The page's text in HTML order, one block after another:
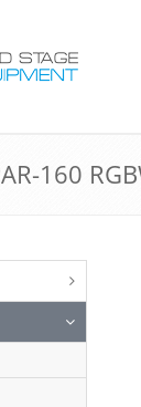
160